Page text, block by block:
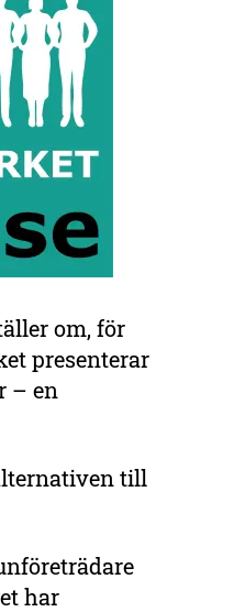
om, för
presenterar
– en
till
har